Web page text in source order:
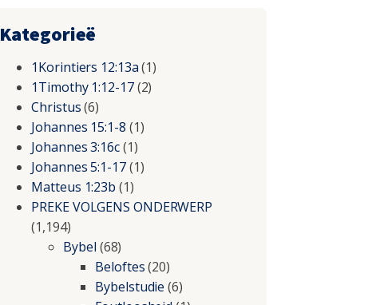
Kategorieë
1Korintiers 12:13a(1)
1Timothy 1:12-17(2)
Christus(6)
Johannes 15:1-8 (1)
Johannes 3:16c(1)
Johannes 5:1-17(1)
Matteus 1:23b (1)
PREKE VOLGENS ONDERWERP
(1,194)
Bybel (68)
Beloftes(20)
Bybelstudie (6)